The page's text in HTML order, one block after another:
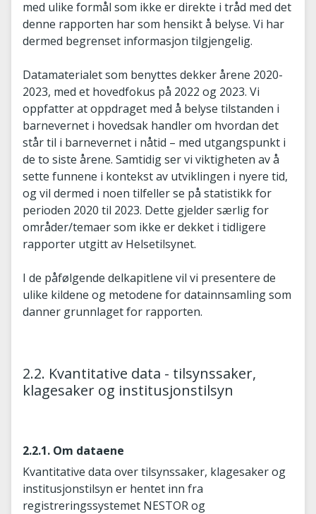
med ulike formål som ikke er direkte i tråd med det
denne rapporten har som hensikt å belyse. Vi har
dermed begrenset informasjon tilgjengelig.
Datamaterialet som benyttes dekker årene 2020-
2023, med et hovedfokus på 2022 og 2023. Vi
oppfatter at oppdraget med å belyse tilstanden i
barnevernet i hovedsak handler om hvordan det
står til i barnevernet i nåtid – med utgangspunkt i
de to siste årene. Samtidig ser vi viktigheten av å
sette funnene i kontekst av utviklingen i nyere tid,
og vil dermed i noen tilfeller se på statistikk for
perioden 2020 til 2023. Dette gjelder særlig for
områder/temaer som ikke er dekket i tidligere
rapporter utgitt av Helsetilsynet.
I de påfølgende delkapitlene vil vi presentere de
ulike kildene og metodene for datainnsamling som
danner grunnlaget for rapporten.
2.2. Kvantitative data - tilsynssaker,
klagesaker og institusjonstilsyn
2.2.1. Om dataene
Kvantitative data over tilsynssaker, klagesaker og
institusjonstilsyn er hentet inn fra
registreringssystemet NESTOR og